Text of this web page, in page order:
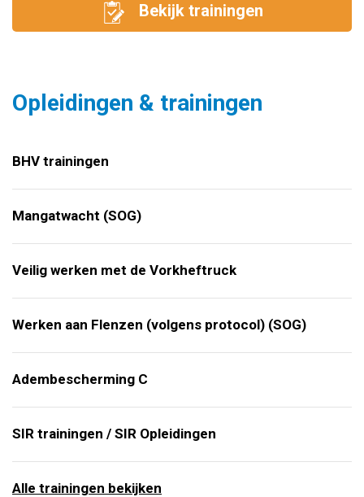
Bekijk trainingen
Opleidingen & trainingen
BHV trainingen
Mangatwacht (SOG)
Veilig werken met de Vorkheftruck
Werken aan Flenzen (volgens protocol) (SOG)
Adembescherming C
SIR trainingen / SIR Opleidingen
Alle trainingen bekijken